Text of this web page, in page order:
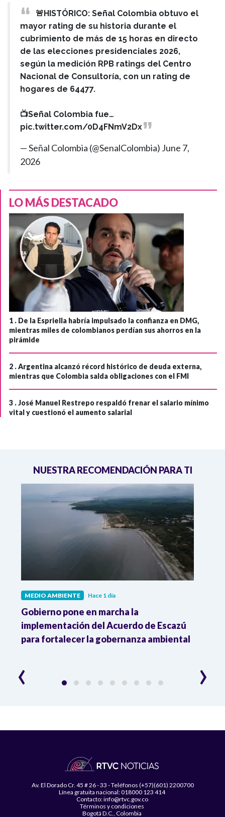
🚨HISTÓRICO: Señal Colombia obtuvo el
mayor rating de su historia durante el
cubrimiento de más de 15 horas en directo
de las elecciones presidenciales 2026,
según la medición RPB ratings del Centro
Nacional de Consultoría, con un rating de
hogares de 64477.
📺Señal Colombia fue…
pic.twitter.com/0D4FNmV2Dx
— Señal Colombia (@SenalColombia) June 7,
2026
LO MÁS DESTACADO
1 . De la Espriella habría impulsado la confianza en DMG,
mientras miles de colombianos perdían sus ahorros en la
pirámide
2 .Argentina alcanzó récord histórico de deuda externa,
mientras que Colombia salda obligaciones con el FMI
3 .José Manuel Restrepo respaldó frenar el salario mínimo
vital y cuestionó el aumento salarial
NUESTRA RECOMENDACIÓN PARA TI
MEDIO AMBIENTE Hace 1 día
Gobierno pone en marcha la
implementación del Acuerdo de Escazú
para fortalecer la gobernanza ambiental
‹ ›
Av. El Dorado Cr. 45 # 26 - 33 - Teléfonos (+57)(601) 2200700
Línea gratuita nacional: 018000 123 414
Contacto: info@rtvc.gov.co
Términos y condiciones
Bogotá D.C., Colombia